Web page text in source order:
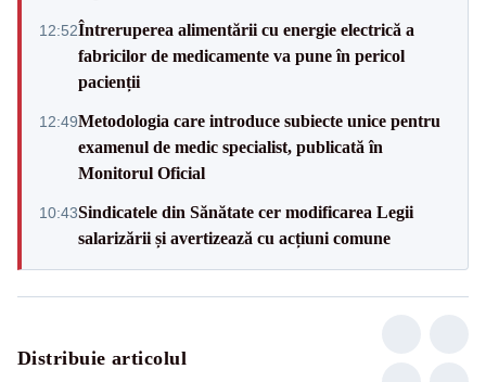
12:52Întreruperea alimentării cu energie electrică a
fabricilor de medicamente va pune în pericol
pacienții
12:49Metodologia care introduce subiecte unice pentru
examenul de medic specialist, publicată în
Monitorul Oficial
10:43Sindicatele din Sănătate cer modificarea Legii
salarizării și avertizează cu acțiuni comune
Distribuie articolul